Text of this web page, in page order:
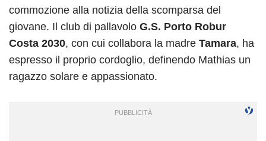
commozione alla notizia della scomparsa del
giovane. Il club di pallavolo G.S. Porto Robur
Costa 2030, con cui collabora la madre Tamara, ha
espresso il proprio cordoglio, definendo Mathias un
ragazzo solare e appassionato.